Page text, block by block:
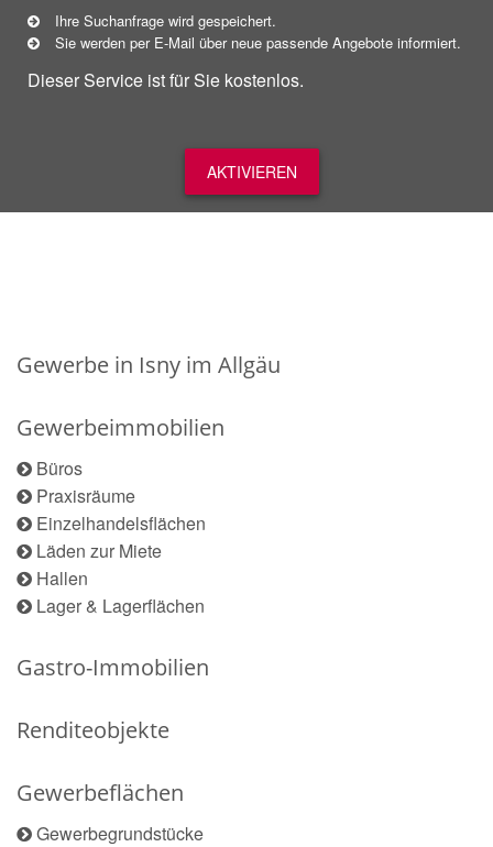
Ihre Suchanfrage wird gespeichert.
Sie werden per E-Mail über neue passende Angebote informiert.
Dieser Service ist für Sie kostenlos.
AKTIVIEREN
Gewerbe in Isny im Allgäu
Gewerbeimmobilien
Büros
Praxisräume
Einzelhandelsflächen
Läden zur Miete
Hallen
Lager & Lagerflächen
Gastro-Immobilien
Renditeobjekte
Gewerbeflächen
Gewerbegrundstücke